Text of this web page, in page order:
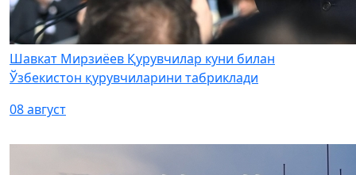
Шавкат Мирзиёев Қурувчилар куни билан
Ўзбекистон қурувчиларини табриклади
08 август